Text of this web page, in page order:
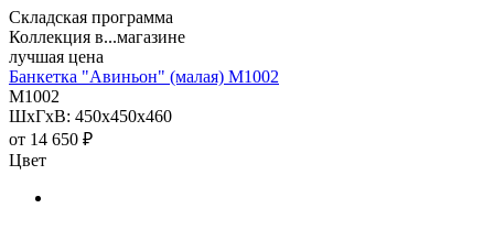
Складская программа
Коллекция в...магазине
лучшая цена
Банкетка "Авиньон" (малая) М1002
М1002
ШхГхВ: 450х450х460
от 14 650 ₽
Цвет